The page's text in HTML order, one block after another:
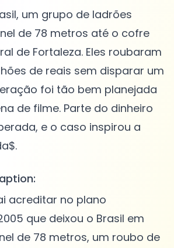
um grupo de ladrões
de 78 metros até o cofre
de Fortaleza. Eles roubaram
de reais sem disparar um
foi tão bem planejada
de filme. Parte do dinheiro
e o caso inspirou a
acreditar no plano
que deixou o Brasil em
de 78 metros, um roubo de